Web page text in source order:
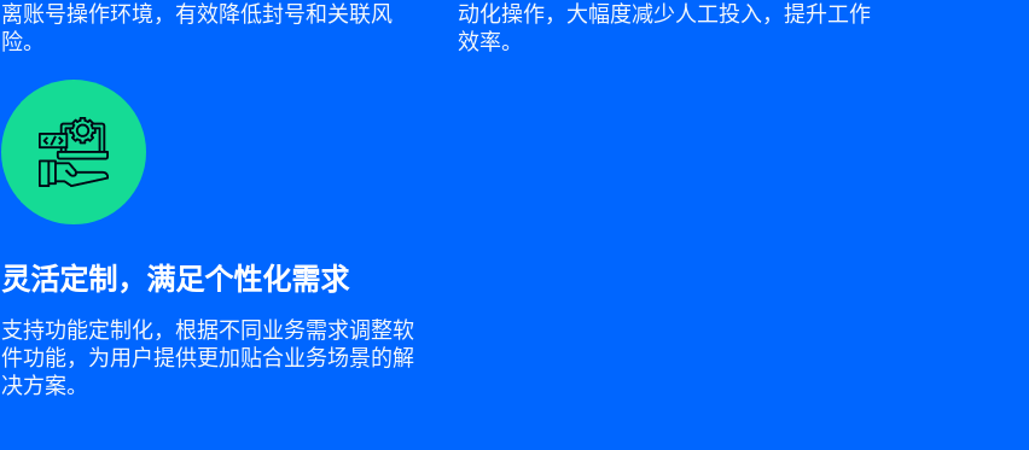
离账号操作环境，有效降低封号和关联风
险。
动化操作，大幅度减少人工投入，提升工作
效率。
灵活定制，满足个性化需求
支持功能定制化，根据不同业务需求调整软
件功能，为用户提供更加贴合业务场景的解
决方案。